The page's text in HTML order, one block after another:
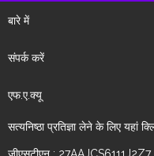
बारे में
संपर्क करें
एफ.ए.क्यू
सत्यनिष्ठा प्रतिज्ञा लेने के लिए यहां